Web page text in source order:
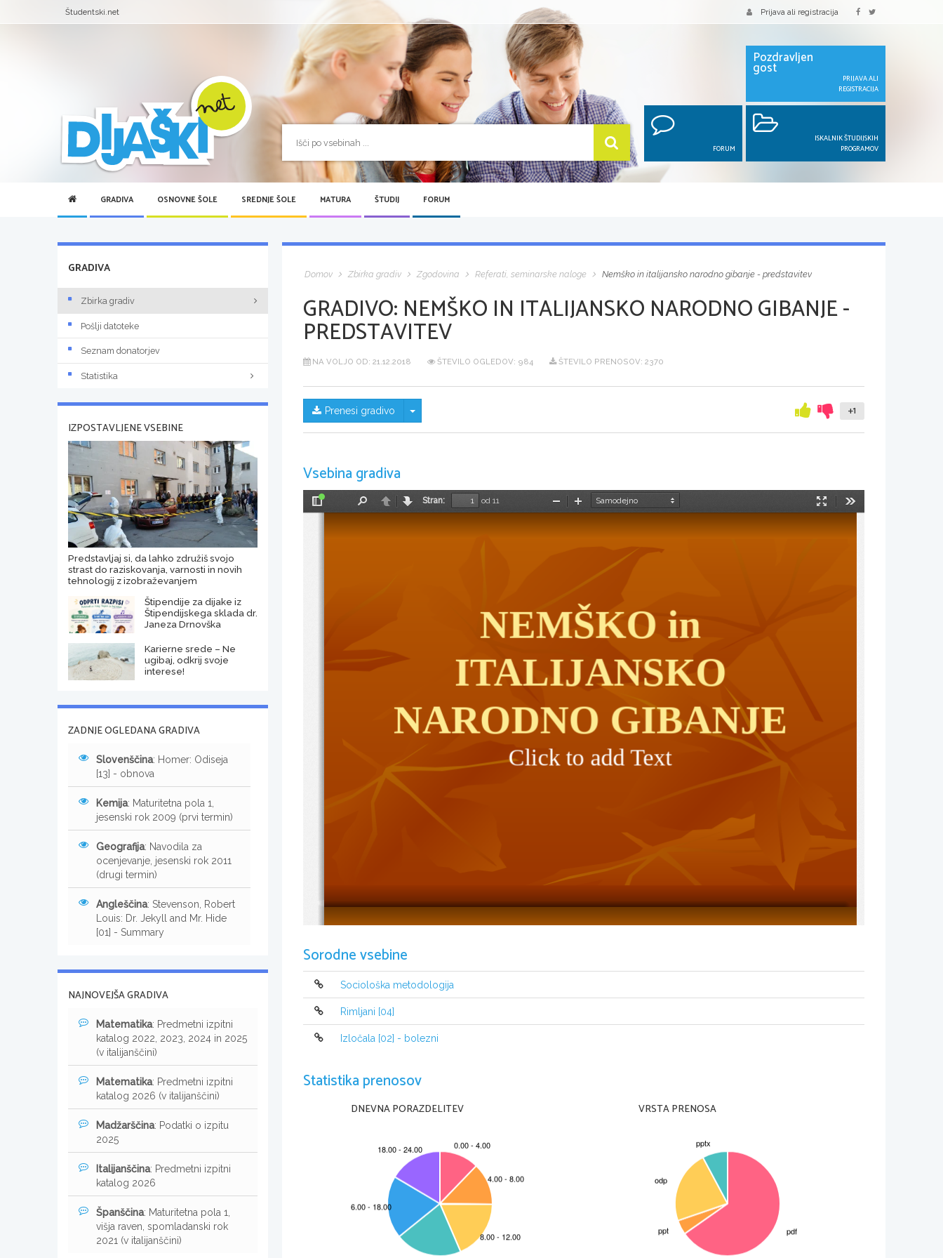
Študentski.net Prijava ali registracija
Pozdravljen
gost
PRIJAVA ALI
REGISTRACIJA
FORUM
ISKALNIK ŠTUDIJSKIH
PROGRAMOV
GRADIVA OSNOVNE ŠOLE SREDNJE ŠOLE MATURA ŠTUDIJ FORUM
Domov Zbirka gradiv Zgodovina Referati, seminarske naloge Nemško in italijansko narodno gibanje - predstavitev
GRADIVO: NEMŠKO IN ITALIJANSKO NARODNO GIBANJE -
PREDSTAVITEV
NA VOLJO OD: 21.12.2018 ŠTEVILO OGLEDOV: 984 ŠTEVILO PRENOSOV: 2370
Prenesi gradivo Skrij/prikaži meni +1
Vsebina gradiva
Preklopi
NazajNaprej
Stran:
od 11
Način
PomanjšajPovečaj
Click to add Text
NEMŠKO in
ITALIJANSKO
NARODNO GIBANJE
nasploh

Na kongresu potrjene ozemeljske spremembe so
Razdelitev Evrope str.7 v UČBENIKU
Zelo politično razdrobljeni sta bili Nemčija in Italija.
 Obdobje pojavljanja nacionalnih gibanj (1820-1848)
Sorodne vsebine
Sociološka metodologija
Rimljani [04]
Izločala [02] - bolezni
Statistika prenosov
DNEVNA PORAZDELITEV VRSTA PRENOSA
GRADIVA
Zbirka gradiv
Pošlji datoteke
Seznam donatorjev
Statistika
IZPOSTAVLJENE VSEBINE
Predstavljaj si, da lahko združiš svojo
strast do raziskovanja, varnosti in novih
tehnologij z izobraževanjem
Štipendije za dijake iz
Štipendijskega sklada dr.
Janeza Drnovška
Karierne srede – Ne
ugibaj, odkrij svoje
interese!
ZADNJE OGLEDANA GRADIVA
Slovenščina: Homer: Odiseja
[13] - obnova
Kemija: Maturitetna pola 1,
jesenski rok 2009 (prvi termin)
Geografija: Navodila za
ocenjevanje, jesenski rok 2011
(drugi termin)
Angleščina: Stevenson, Robert
Louis: Dr. Jekyll and Mr. Hide
[01] - Summary
NAJNOVEJŠA GRADIVA
Matematika: Predmetni izpitni
katalog 2022, 2023, 2024 in 2025
(v italijanščini)
Matematika: Predmetni izpitni
katalog 2026 (v italijanščini)
Madžarščina: Podatki o izpitu
2025
Italijanščina: Predmetni izpitni
katalog 2026
Španščina: Maturitetna pola 1,
višja raven, spomladanski rok
2021 (v italijanščini)